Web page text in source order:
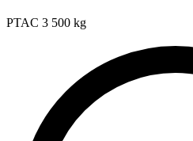
PTAC 3 500 kg